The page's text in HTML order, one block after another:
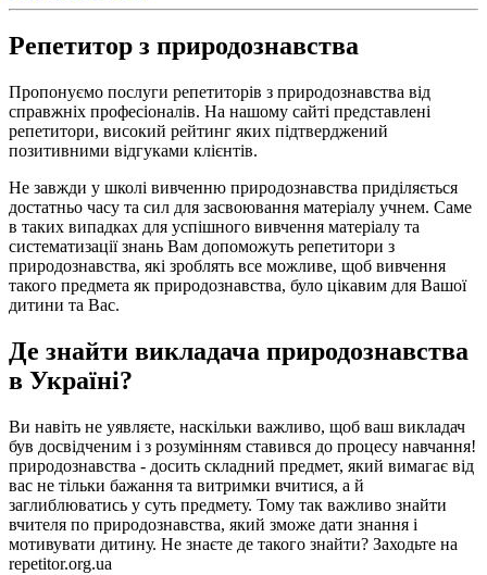
Репетитор з природознавства
Пропонуємо послуги репетиторів з природознавства від
справжніх професіоналів. На нашому сайті представлені
репетитори, високий рейтинг яких підтверджений
позитивними відгуками клієнтів.
Не завжди у школі вивченню природознавства приділяється
достатньо часу та сил для засвоювання матеріалу учнем. Саме
в таких випадках для успішного вивчення матеріалу та
систематизації знань Вам допоможуть репетитори з
природознавства, які зроблять все можливе, щоб вивчення
такого предмета як природознавства, було цікавим для Вашої
дитини та Вас.
Де знайти викладача природознавства
в Україні?
Ви навіть не уявляєте, наскільки важливо, щоб ваш викладач
був досвідченим і з розумінням ставився до процесу навчання!
природознавства - досить складний предмет, який вимагає від
вас не тільки бажання та витримки вчитися, а й
заглиблюватись у суть предмету. Тому так важливо знайти
вчителя по природознавства, який зможе дати знання і
мотивувати дитину. Не знаєте де такого знайти? Заходьте на
repetitor.org.ua